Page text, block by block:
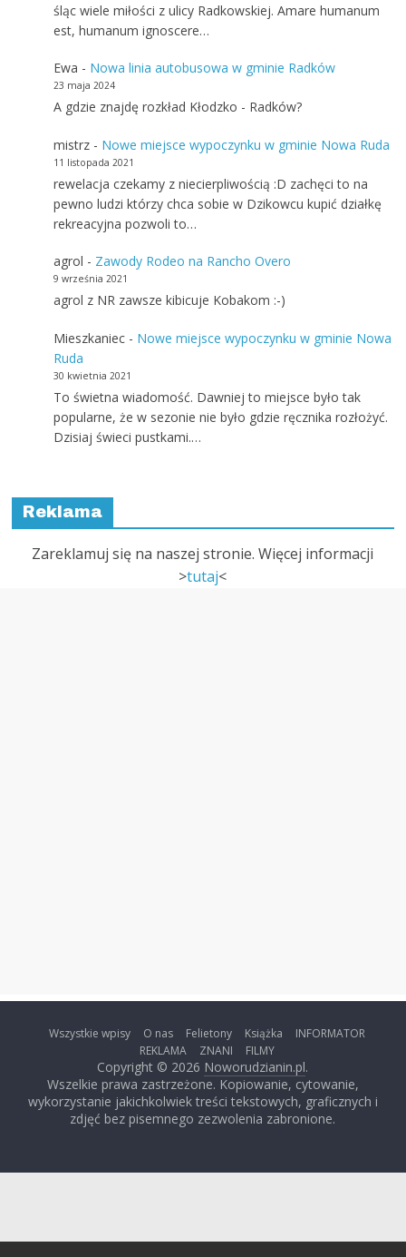
śląc wiele miłości z ulicy Radkowskiej. Amare humanum
est, humanum ignoscere…
Ewa - Nowa linia autobusowa w gminie Radków
23 maja 2024
A gdzie znajdę rozkład Kłodzko - Radków?
mistrz- Nowe miejsce wypoczynku w gminie Nowa Ruda
11 listopada 2021
rewelacja czekamy z niecierpliwością :D zachęci to na
pewno ludzi którzy chca sobie w Dzikowcu kupić działkę
rekreacyjna pozwoli to…
agrol - Zawody Rodeo na Rancho Overo
9 września 2021
agrol z NR zawsze kibicuje Kobakom :-)
Mieszkaniec- Nowe miejsce wypoczynku w gminie Nowa
Ruda
30 kwietnia 2021
To świetna wiadomość. Dawniej to miejsce było tak
popularne, że w sezonie nie było gdzie ręcznika rozłożyć.
Dzisiaj świeci pustkami.…
Reklama
Zareklamuj się na naszej stronie. Więcej informacji
>tutaj<
Wszystkie wpisy O nas Felietony Książka
INFORMATOR
REKLAMA
ZNANI FILMY
Copyright © 2026 Noworudzianin.pl.
Wszelkie prawa zastrzeżone. Kopiowanie, cytowanie,
wykorzystanie jakichkolwiek treści tekstowych, graficznych i
zdjęć bez pisemnego zezwolenia zabronione.